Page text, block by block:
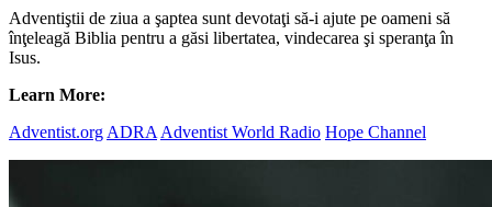
Adventiştii de ziua a şaptea sunt devotaţi să-i ajute pe oameni să
înţeleagă Biblia pentru a găsi libertatea, vindecarea şi speranţa în
Isus.
Learn More:
Adventist.org ADRA Adventist World Radio Hope Channel